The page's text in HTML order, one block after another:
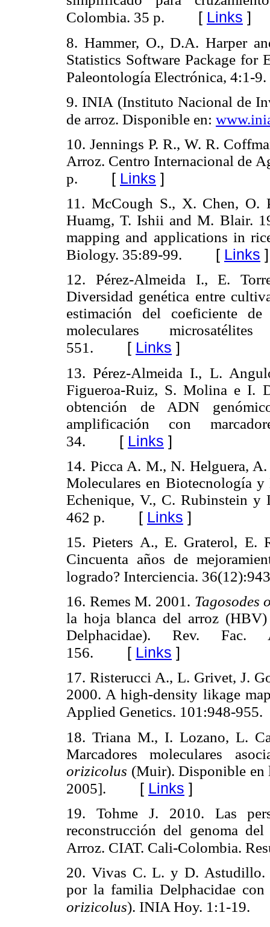
Colombia. 35 p. [ Links ]
8. Hammer, O., D.A. Harper
Statistics Software Package for
Paleontología Electrónica, 4:1-9.
9. INIA (Instituto Nacional de
de arroz. Disponible en:
10. Jennings P. R., W. R.
Arroz. Centro Internacional de
p. [ Links ]
11. McCough S., X. Chen, O.
Huamg, T. Ishii and M. Blair.
mapping and applications in
Biology. 35:89-99. [ Links ]
12. Pérez-Almeida I., E.
Diversidad genética entre
estimación del coeficiente
moleculares
551. [ Links ]
13. Pérez-Almeida I., L.
Figueroa-Ruiz, S. Molina e I.
obtención de ADN
amplificación con
34. [ Links ]
14. Picca A. M., N. Helguera,
Moleculares en Biotecnología y
Echenique, V., C. Rubinstein
462 p. [ Links ]
15. Pieters A., E. Graterol, E.
Cincuenta años de
logrado? Interciencia.
16. Remes M. 2001. Tagosodes
la hoja blanca del arroz
Delphacidae). Rev. Fac.
156. [ Links ]
17. Risterucci A., L. Grivet, J.
2000. A high-density likage
Applied Genetics. 101:948-955.
1 8. Triana M., I. Lozano, L.
Marcadores moleculares
orizicolus (Muir). Disponible
2005]. [ Links ]
19. Tohme J. 2010. Las
reconstrucción del genoma
Arroz. CIAT. Cali-Colombia.
20. Vivas C. L. y D. Astudillo.
por la familia Delphacidae
orizicolus). INIA Hoy. 1:1-19.